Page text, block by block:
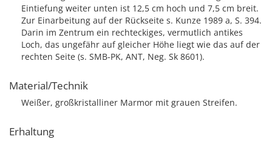
Eintiefung weiter unten ist 12,5 cm hoch und 7,5 cm breit.
Zur Einarbeitung auf der Rückseite s. Kunze 1989 a, S. 394.
Darin im Zentrum ein rechteckiges, vermutlich antikes
Loch, das ungefähr auf gleicher Höhe liegt wie das auf der
rechten Seite (s. SMB-PK, ANT, Neg. Sk 8601).
Material/Technik
Weißer, großkristalliner Marmor mit grauen Streifen.
Erhaltung